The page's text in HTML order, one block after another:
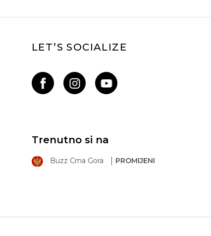
LET’S SOCIALIZE
Trenutno si na
Buzz Crna Gora PROMIJENI